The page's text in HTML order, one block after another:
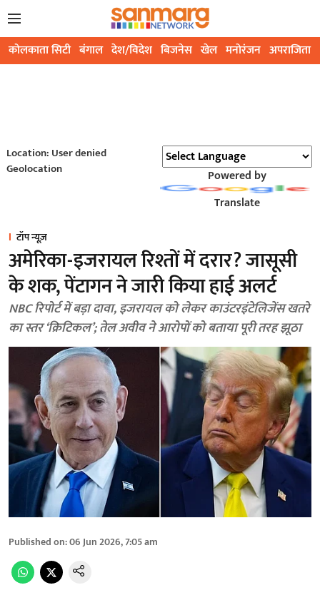
कोलकाता सिटी बंगाल देश/विदेश बिजनेस खेल मनोरंजन अपराजिता
Location: User denied
Geolocation
Powered by
Translate
टॉप न्यूज़
अमेरिका-इजरायल रिश्तों में दरार? जासूसी
के शक, पेंटागन ने जारी किया हाई अलर्ट
NBC रिपोर्ट में बड़ा दावा, इजरायल को लेकर काउंटरइंटेलिजेंस खतरे
का स्तर ‘क्रिटिकल’; तेल अवीव ने आरोपों को बताया पूरी तरह झूठा
Published on:06 Jun 2026, 7:05 am